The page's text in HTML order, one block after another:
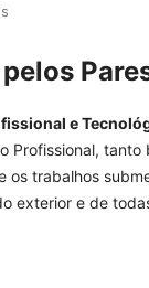
e
Profissional,
os trabalhos
exterior e de